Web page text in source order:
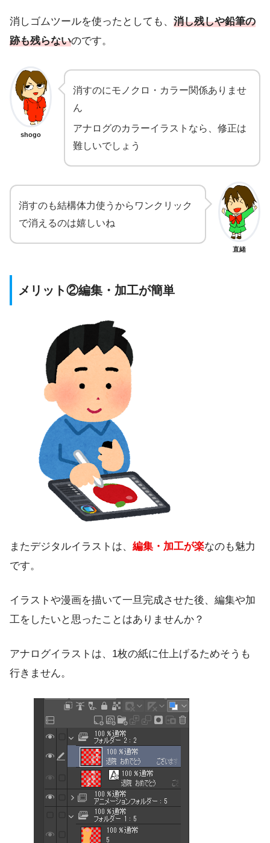
消しゴムツールを使ったとしても、 消し残しや鉛筆の
跡も残らないのです。
shogo
消すのにモノクロ・カラー関係ありませ
ん
アナログのカラーイラストなら、修正は
難しいでしょう
直緒
消すのも結構体力使うからワンクリック
で消えるのは嬉しいね
メリット②編集・加工が簡単
またデジタルイラストは、 編集・加工が楽なのも魅力
です。
イラストや漫画を描いて一旦完成させた後、編集や加
工をしたいと思ったことはありませんか？
アナログイラストは、1枚の紙に仕上げるためそうも
行きません。